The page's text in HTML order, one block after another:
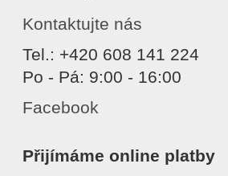
Kontaktujte nás
Tel.: +420 608 141 224
Po - Pá: 9:00 - 16:00
Facebook
Přijímáme online platby